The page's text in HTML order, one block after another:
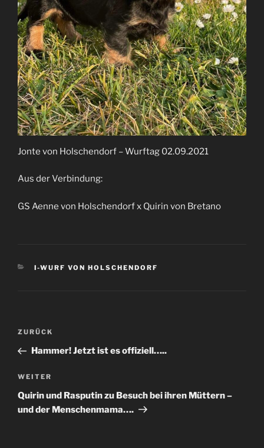
Jonte von Holschendorf – Wurftag 02.09.2021
Aus der Verbindung:
GS Aenne von Holschendorf x Quirin von Bretano
KATEGORIEN
I-WURF VON HOLSCHENDORF
Beitragsnavigation
Vorheriger
Beitrag
ZURÜCK
Hammer! Jetzt ist es offiziell…..
Nächster
Beitrag
WEITER
Quirin und Rasputin zu Besuch bei ihren Müttern –
und der Menschenmama….